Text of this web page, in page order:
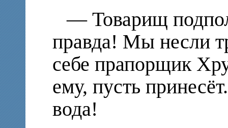
— Товарищ
правда! Мы несли
себе прапорщик
ему, пусть
вода!